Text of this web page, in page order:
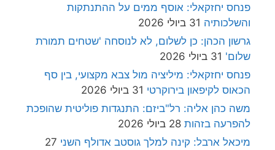
פנחס יחזקאלי: אוסף ממים על ההתנתקות
והשלכותיה 31 ביולי 2026
גרשון הכהן: כן לשלום, לא לנוסחה 'שטחים תמורת
שלום' 31 ביולי 2026
פנחס יחזקאלי: מיליציה מול צבא מקצועי, בין סף
הכאוס לקיפאון בירוקרטי 31 ביולי 2026
משה כהן אליה: רל"ביזם: התנגדות פוליטית שהופכת
להפרעה בזהות 28 ביולי 2026
מיכאל ארבל: קינה למלך גוסטב אדולף השני 27